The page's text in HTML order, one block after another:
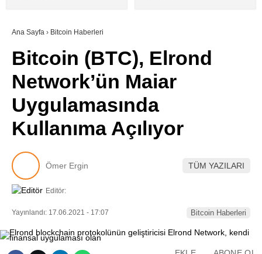
Youtube
SÖZLÜK
Ana Sayfa › Bitcoin Haberleri
Bitcoin (BTC), Elrond
Network’ün Maiar
Uygulamasında
Kullanıma Açılıyor
Ömer Ergin TÜM YAZILARI
Editör:
Yayınlandı: 17.06.2021 - 17:07 Bitcoin Haberleri